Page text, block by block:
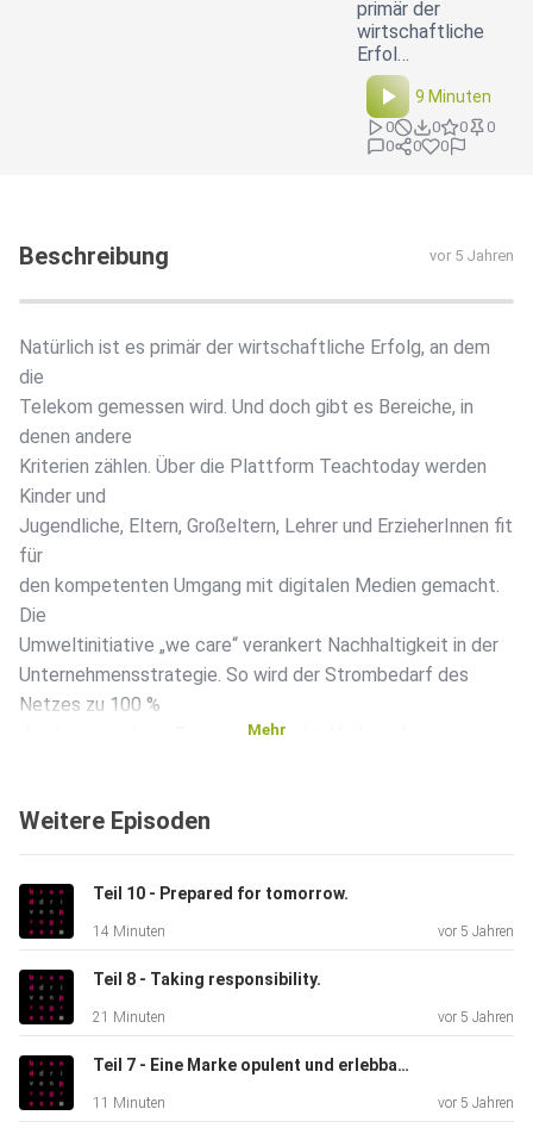
primär der
wirtschaftliche
Erfol…
9 Minuten
0 0 0
0
0
0 0
Beschreibung vor 5 Jahren
Natürlich ist es primär der wirtschaftliche Erfolg, an dem
die
Telekom gemessen wird. Und doch gibt es Bereiche, in
denen andere
Kriterien zählen. Über die Plattform Teachtoday werden
Kinder und
Jugendliche, Eltern, Großeltern, Lehrer und ErzieherInnen fit
für
den kompetenten Umgang mit digitalen Medien gemacht.
Die
Umweltinitiative „we care“ verankert Nachhaltigkeit in der
Unternehmensstrategie. So wird der Strombedarf des
Netzes zu 100 %
durch erneuerbare Energien gedeckt. Und wieder
neue. Die Marke
viel wert
wie 2008 und die mit Abstand wertvollste Telkomarke
Europas.
Mehr
Weitere Episoden
Teil 10 - Prepared for tomorrow.
14 Minuten vor 5 Jahren
Teil 8 - Taking responsibility.
21 Minuten vor 5 Jahren
Teil 7 - Eine Marke opulent und erlebbar inszenieren.
11 Minuten vor 5 Jahren